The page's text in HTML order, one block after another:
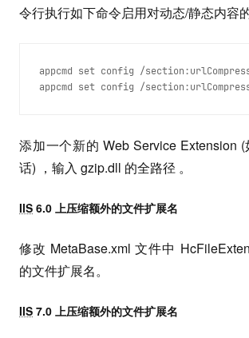
令行执行如下命令启用对动态/静态内容
appcmd set config /
appcmd set config /
添加一个新的 Web Service Extension
话) ，输入 gzip.dll 的全路径 。
IIS 6.0 上压缩额外的文件扩展名
修改 MetaBase.xml 文件中
的文件扩展名。
IIS 7.0 上压缩额外的文件扩展名